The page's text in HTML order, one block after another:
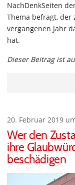
NachDenkSeiten
Thema befragt, der
vergangenen Jahr
hat.
Dieser Beitrag ist
20. Februar 2019
Wer den
ihre
beschädigen